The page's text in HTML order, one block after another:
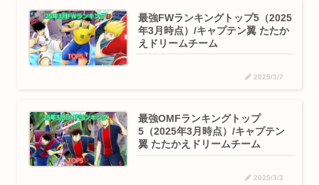
最強FWランキングトップ5（2025
年3月時点）/キャプテン翼 たたか
えドリームチーム
2025/3/7
最強OMFランキングトップ
5（2025年3月時点）/キャプテン
翼 たたかえドリームチーム
2025/3/3